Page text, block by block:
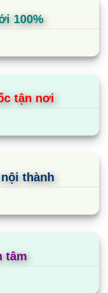
100%
tận nơi
thành
tâm